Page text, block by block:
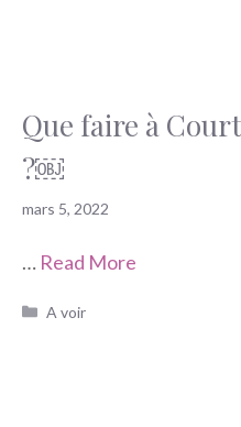
Que faire à
?￼
mars 5, 2022
… Read More
Catégories
A voir